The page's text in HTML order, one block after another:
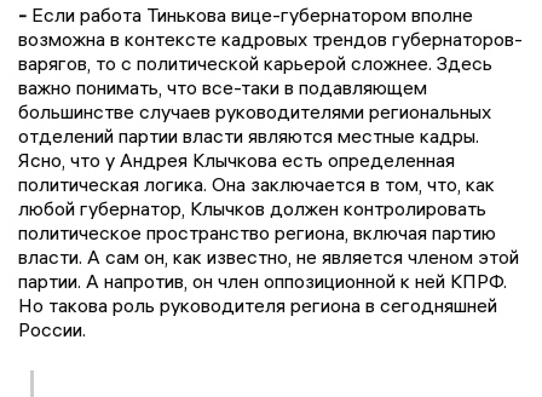
- Если работа Тинькова вице-губернатором вполне
возможна в контексте кадровых трендов губернаторов-
варягов, то с политической карьерой сложнее. Здесь
важно понимать, что все-таки в подавляющем
большинстве случаев руководителями региональных
отделений партии власти являются местные кадры.
Ясно, что у Андрея Клычкова есть определенная
политическая логика. Она заключается в том, что, как
любой губернатор, Клычков должен контролировать
политическое пространство региона, включая партию
власти. А сам он, как известно, не является членом этой
партии. А напротив, он член оппозиционной к ней КПРФ.
Но такова роль руководителя региона в сегодняшней
России.